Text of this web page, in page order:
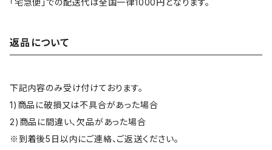
「宅急便」での配送代は全国一律1000円となります。
返品について
下記内容のみ受け付けております。
1)商品に破損又は不具合があった場合
2)商品に間違い、欠品があった場合
※到着後5日以内にご連絡、ご返送ください。